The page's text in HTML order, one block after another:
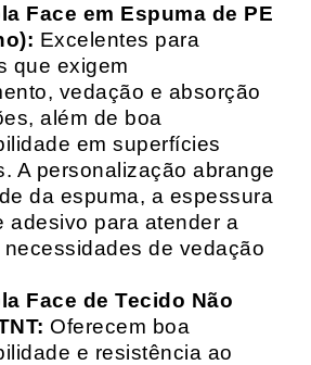
Face em Espuma de PE
Excelentes para
que exigem
vedação e absorção
além de boa
em superfícies
A personalização abrange
da espuma, a espessura
adesivo para atender a
de vedação
Face de Tecido Não
Oferecem boa
e resistência ao